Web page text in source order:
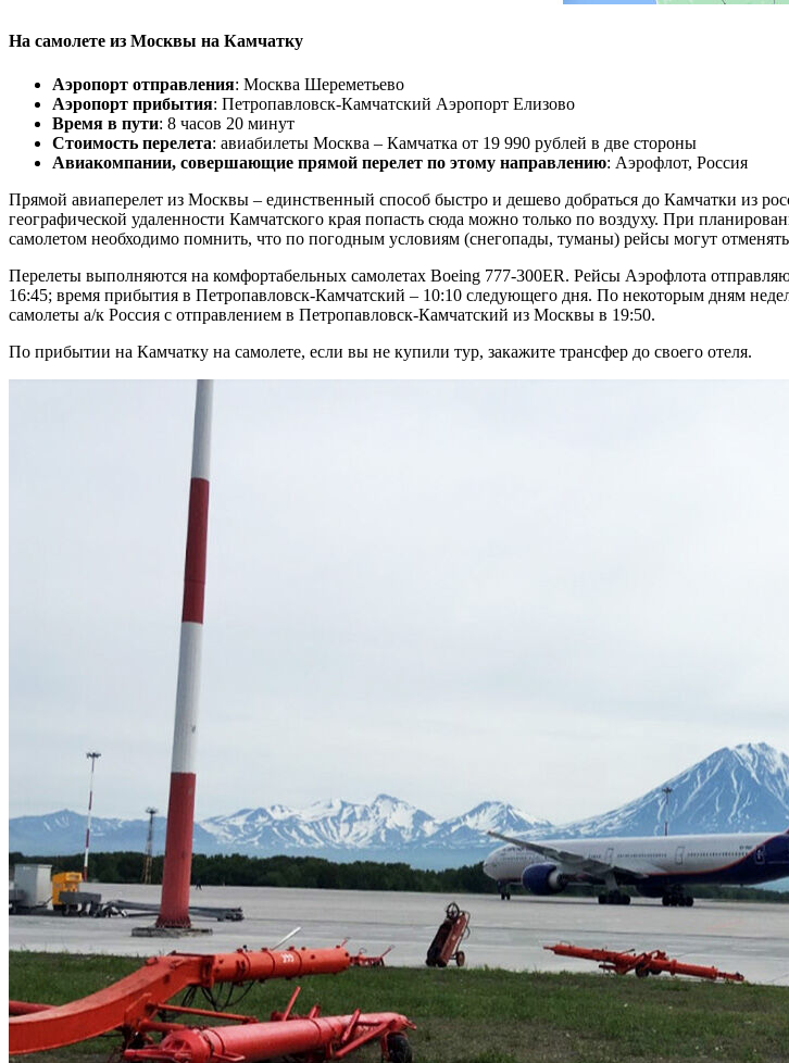
На самолете из Москвы на Камчатку
Аэропорт отправления: Москва Шереметьево
Аэропорт прибытия: Петропавловск-Камчатский Аэропорт Елизово
Время в пути: 8 часов 20 минут
Стоимость перелета: авиабилеты Москва – Камчатка от 19 990 рублей в две стороны
Авиакомпании, совершающие прямой перелет по этому направлению: Аэрофлот, Россия
Прямой авиаперелет из Москвы – единственный способ быстро и дешево добраться до Камчатки из
географической удаленности Камчатского края попасть сюда можно только по воздуху. При
самолетом необходимо помнить, что по погодным условиям (снегопады, туманы) рейсы могут
Перелеты выполняются на комфортабельных самолетах Boeing 777‑300ER. Рейсы Аэрофлота
16:45; время прибытия в Петропавловск-Камчатский – 10:10 следующего дня. По некоторым дням
самолеты а/к Россия с отправлением в Петропавловск-Камчатский из Москвы в 19:50.
По прибытии на Камчатку на самолете, если вы не купили тур, закажите трансфер до своего отеля.